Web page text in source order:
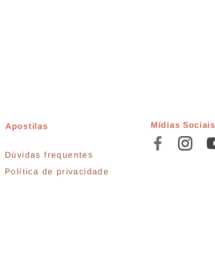
Apostilas
Dúvidas frequentes
Política de privacidade
Mídias Sociais